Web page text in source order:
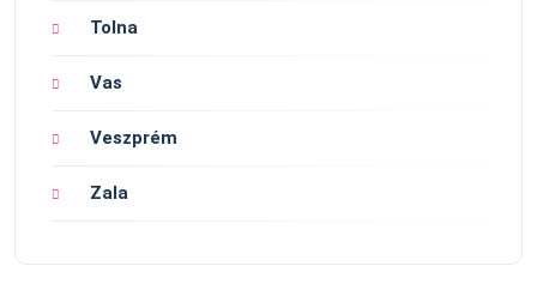
Tolna
Vas
Veszprém
Zala